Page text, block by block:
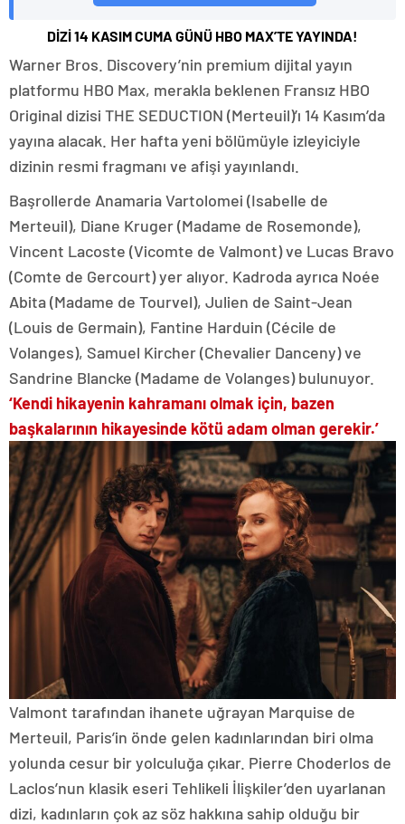
DİZİ 14 KASIM CUMA GÜNÜ HBO MAX’TE YAYINDA!
Warner Bros. Discovery’nin premium dijital yayın
platformu HBO Max, merakla beklenen Fransız HBO
Original dizisi THE SEDUCTION (Merteuil)’ı 14 Kasım’da
yayına alacak. Her hafta yeni bölümüyle izleyiciyle
dizinin resmi fragmanı ve afişi yayınlandı.
Başrollerde Anamaria Vartolomei (Isabelle de
Merteuil), Diane Kruger (Madame de Rosemonde),
Vincent Lacoste (Vicomte de Valmont) ve Lucas Bravo
(Comte de Gercourt) yer alıyor. Kadroda ayrıca Noée
Abita (Madame de Tourvel), Julien de Saint-Jean
(Louis de Germain), Fantine Harduin (Cécile de
Volanges), Samuel Kircher (Chevalier Danceny) ve
Sandrine Blancke (Madame de Volanges) bulunuyor.
‘Kendi hikayenin kahramanı olmak için, bazen
başkalarının hikayesinde kötü adam olman gerekir.’
Valmont tarafından ihanete uğrayan Marquise de
Merteuil, Paris’in önde gelen kadınlarından biri olma
yolunda cesur bir yolculuğa çıkar. Pierre Choderlos de
Laclos’nun klasik eseri Tehlikeli İlişkiler’den uyarlanan
dizi, kadınların çok az söz hakkına sahip olduğu bir